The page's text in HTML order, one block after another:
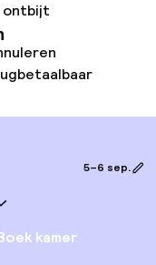
Solarium
ontbijt
5–6 sep.
kamer